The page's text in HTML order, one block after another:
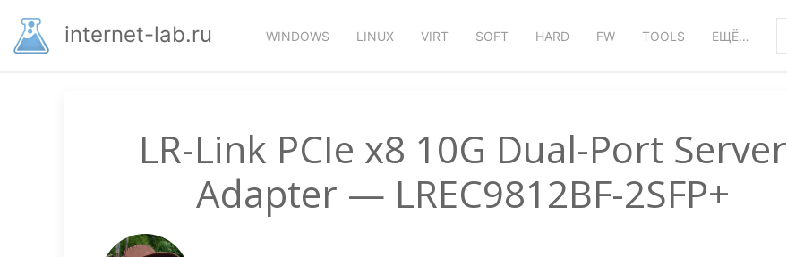
основномуinternet-lab.ru WINDOWS LINUX VIRT SOFT HARD FW TOOLS ЕЩЁ…
LR-Link PCIe x8 10G Dual-Port Server
Adapter — LREC9812BF-2SFP+